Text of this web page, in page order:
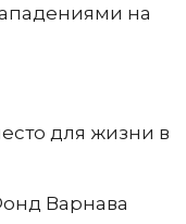
на
для жизни в
Варнава